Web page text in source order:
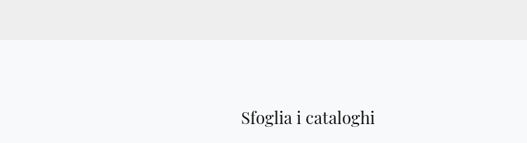
Sfoglia i cataloghi